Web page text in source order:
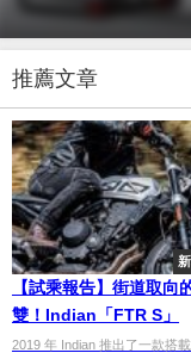
推薦文章
【試乘報告】街道取向
雙！Indian「FTR S」
2019 年 Indian 推出了一款搭